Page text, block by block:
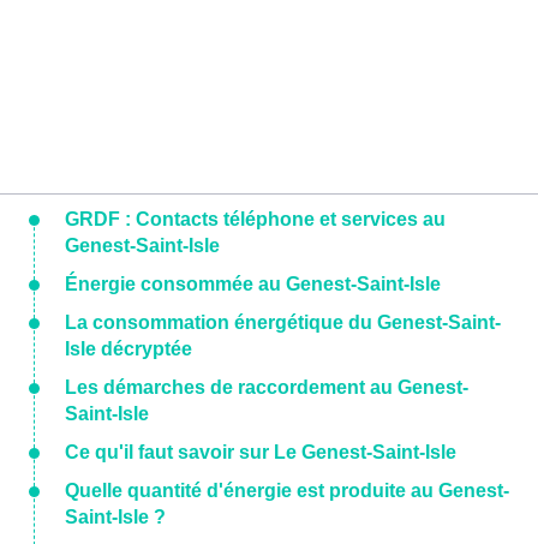
GRDF : Contacts téléphone et services au
Genest-Saint-Isle
Énergie consommée au Genest-Saint-Isle
La consommation énergétique du Genest-Saint-
Isle décryptée
Les démarches de raccordement au Genest-
Saint-Isle
Ce qu'il faut savoir sur Le Genest-Saint-Isle
Quelle quantité d'énergie est produite au Genest-
Saint-Isle ?